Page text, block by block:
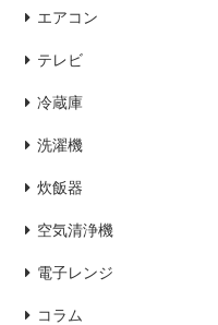
エアコン
テレビ
冷蔵庫
洗濯機
炊飯器
空気清浄機
電子レンジ
コラム